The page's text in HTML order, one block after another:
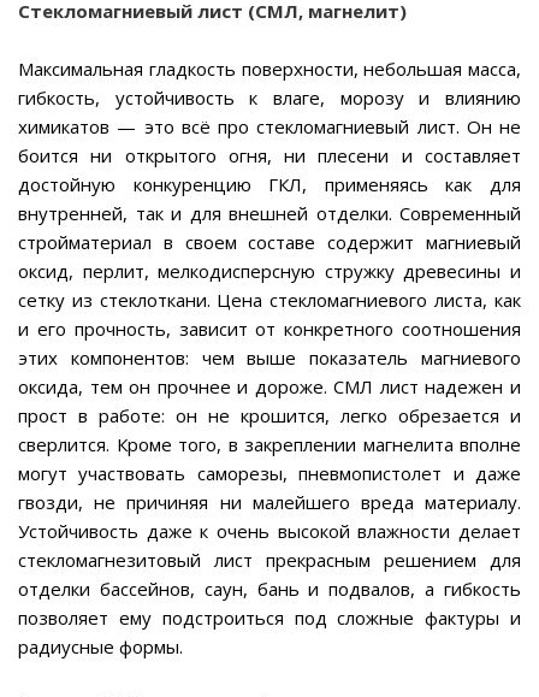
Стекломагниевый лист (СМЛ, магнелит)
Максимальная гладкость поверхности, небольшая масса,
гибкость, устойчивость к влаге, морозу и влиянию
химикатов — это всё про стекломагниевый лист. Он не
боится ни открытого огня, ни плесени и составляет
достойную конкуренцию ГКЛ, применяясь как для
внутренней, так и для внешней отделки. Современный
стройматериал в своем составе содержит магниевый
оксид, перлит, мелкодисперсную стружку древесины и
сетку из стеклоткани. Цена стекломагниевого листа, как
и его прочность, зависит от конкретного соотношения
этих компонентов: чем выше показатель магниевого
оксида, тем он прочнее и дороже. СМЛ лист надежен и
прост в работе: он не крошится, легко обрезается и
сверлится. Кроме того, в закреплении магнелита вполне
могут участвовать саморезы, пневмопистолет и даже
гвозди, не причиняя ни малейшего вреда материалу.
Устойчивость даже к очень высокой влажности делает
стекломагнезитовый лист прекрасным решением для
отделки бассейнов, саун, бань и подвалов, а гибкость
позволяет ему подстроиться под сложные фактуры и
радиусные формы.